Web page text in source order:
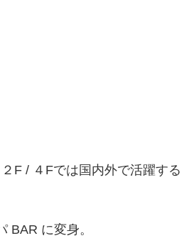
F / ４Fでは国内外で活躍する
BAR に変身。